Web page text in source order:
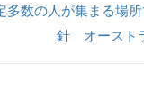
多数の人が集まる場
針 オースト